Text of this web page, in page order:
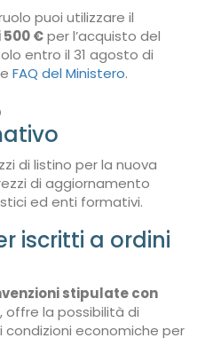
puoi utilizzare il
500 €per l’acquisto del
entro il 31 agosto di
FAQ del Ministero.
di listino per la nuova
di aggiornamento
ed enti formativi.
iscritti a ordini
stipulate con
, offre la possibilità di
economiche per